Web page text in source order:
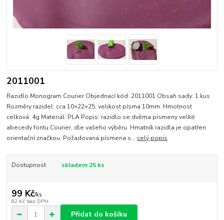
2011001
Razidlo Monogram Courier Objednací kód: 2011001 Obsah sady: 1 kus
Rozměry razidel: cca 10×22×25, velikost písma 10mm. Hmotnost
celková: 4g Materiál: PLA Popis: razidlo se dvěma písmeny velké
abecedy fontu Courier, dle vašeho výběru. Hmatník razidla je opatřen
orientační značkou. Požadovaná písmena s... celý popis
Dostupnost skladem 25 ks
99 Kč/ks
82 Kč bez DPH
Přidat do košíku